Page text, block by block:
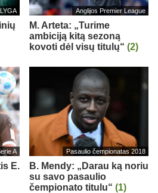
Anglijos Premier League
M. Arteta: „Turime
ambiciją kitą sezoną
kovoti dėl visų titulų“ (2)
A
E.
Pasaulio čempionatas 2018
B. Mendy: „Darau ką noriu
su savo pasaulio
čempionato titulu“ (1)